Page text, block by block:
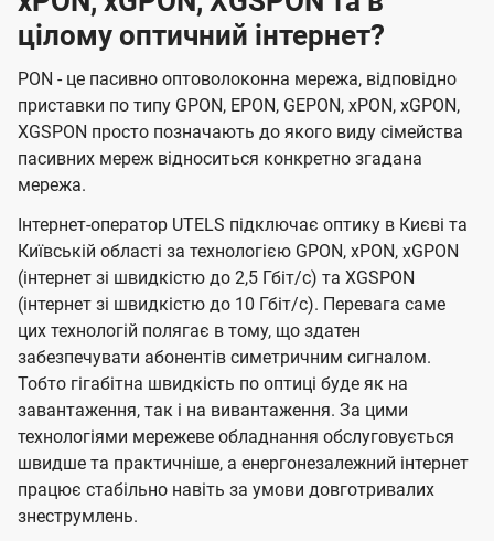
цілому оптичний інтернет?
PON - це пасивно оптоволоконна мережа, відповідно
приставки по типу GPON, EPON, GEPON, xPON, xGPON,
XGSPON просто позначають до якого виду сімейства
пасивних мереж відноситься конкретно згадана
мережа.
Інтернет-оператор UTELS підключає оптику в Києві та
Київській області за технологією GPON, xPON, xGPON
(інтернет зі швидкістю до 2,5 Гбіт/с) та XGSPON
(інтернет зі швидкістю до 10 Гбіт/с). Перевага саме
цих технологій полягає в тому, що здатен
забезпечувати абонентів симетричним сигналом.
Тобто гігабітна швидкість по оптиці буде як на
завантаження, так і на вивантаження. За цими
технологіями мережеве обладнання обслуговується
швидше та практичніше, а енергонезалежний інтернет
працює стабільно навіть за умови довготривалих
знеструмлень.